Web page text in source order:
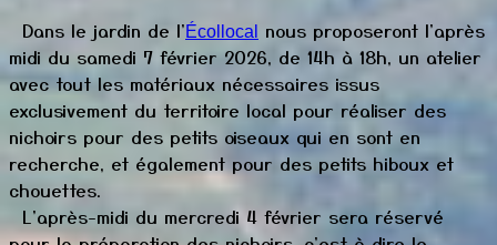
Dans le jardin de l'Écollocal
nous proposeront l'après
midi du samedi 7 février 2026, de 14h à 18h, un atelier
avec tout les matériaux nécessaires issus
exclusivement du territoire local pour réaliser des
nichoirs pour des petits oiseaux qui en sont en
recherche, et également pour des petits hiboux et
chouettes.
L'après-midi du mercredi 4 février sera réservé